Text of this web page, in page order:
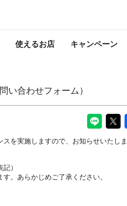
使えるお店 キャンペーン
からのお知
い合わせフォーム）
を実施しますので、お知らせいたしま
）
。あらかじめご了承ください。